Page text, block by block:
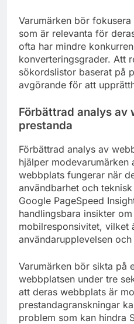
Varumärken bör
som är relevanta för
ofta har mindre
konverteringsgrader. Att
sökordslistor baserat på
avgörande för att
Förbättrad analys av
prestanda
Förbättrad analys av
hjälper modevarumärken
webbplats fungerar när
användbarhet och
Google PageSpeed
handlingsbara insikter
mobilresponsivitet, vilket
användarupplevelsen
Varumärken bör sikta på
webbplatsen under tre
att deras webbplats är
prestandagranskningar
problem som kan hindra